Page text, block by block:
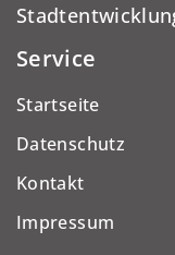
Service
Startseite
Datenschutz
Kontakt
Impressum